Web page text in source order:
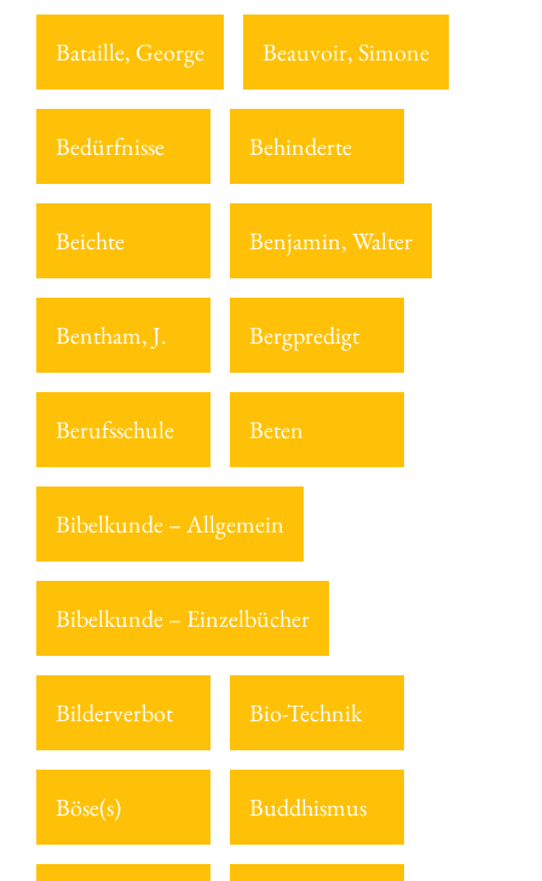
Bataille, George Beauvoir, Simone
Bedürfnisse Behinderte
Beichte Benjamin, Walter
Bentham, J. Bergpredigt
Berufsschule Beten
Bibelkunde – Allgemein
Bibelkunde – Einzelbücher
Bilderverbot Bio-Technik
Böse(s) Buddhismus